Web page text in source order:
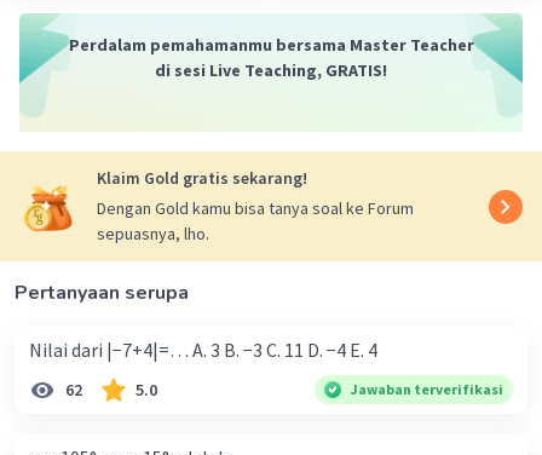
Perdalam pemahamanmu bersama Master Teacher
di sesi Live Teaching, GRATIS!
Klaim Gold gratis sekarang!
Dengan Gold kamu bisa tanya soal ke Forum
sepuasnya, lho.
Pertanyaan serupa
Nilai dari |−7+4|=… A. 3 B. −3 C. 11 D. −4 E. 4
62 5.0 Jawaban terverifikasi